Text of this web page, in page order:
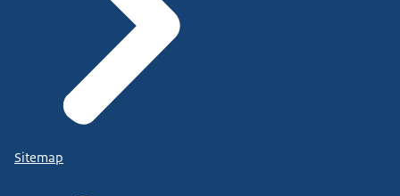
Sitemap